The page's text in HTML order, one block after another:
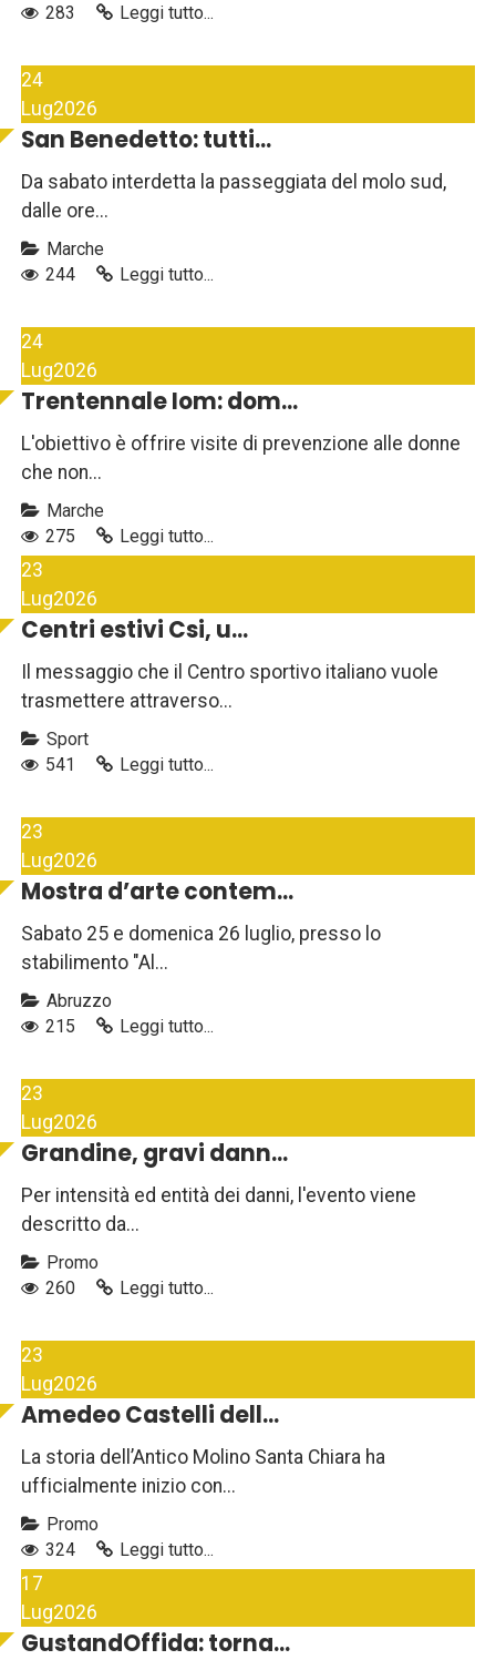
283
Leggi tutto...
24
Lug2026
San Benedetto: tutti...
Da sabato interdetta la passeggiata del molo sud,
dalle ore...
Marche
244
Leggi tutto...
24
Lug2026
Trentennale Iom: dom...
L'obiettivo è offrire visite di prevenzione alle donne
che non...
Marche
275
Leggi tutto...
23
Lug2026
Centri estivi Csi, u...
Il messaggio che il Centro sportivo italiano vuole
trasmettere attraverso...
Sport
541
Leggi tutto...
23
Lug2026
Mostra d’arte contem...
Sabato 25 e domenica 26 luglio, presso lo
stabilimento "Al...
Abruzzo
215
Leggi tutto...
23
Lug2026
Grandine, gravi dann...
Per intensità ed entità dei danni, l'evento viene
descritto da...
Promo
260
Leggi tutto...
23
Lug2026
Amedeo Castelli dell...
La storia dell’Antico Molino Santa Chiara ha
ufficialmente inizio con...
Promo
324
Leggi tutto...
17
Lug2026
GustandOffida: torna...